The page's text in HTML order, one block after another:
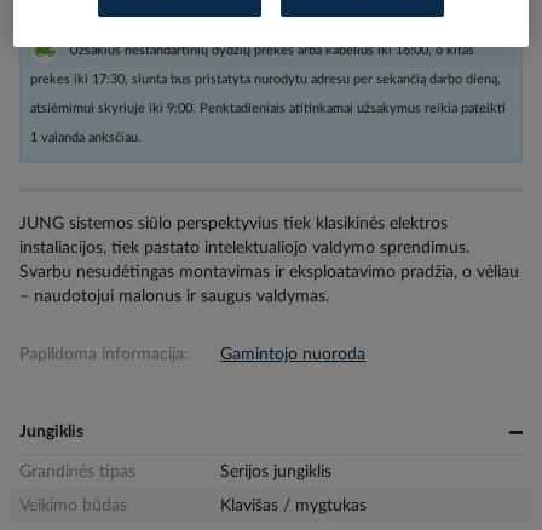
Užsakius nestandartinių dydžių prekes arba kabelius iki 16:00, o kitas
prekes iki 17:30, siunta bus pristatyta nurodytu adresu per sekančią darbo dieną,
atsiėmimui skyriuje iki 9:00. Penktadieniais atitinkamai užsakymus reikia pateikti
1 valanda anksčiau.
JUNG sistemos siūlo perspektyvius tiek klasikinės elektros
instaliacijos, tiek pastato intelektualiojo valdymo sprendimus.
Svarbu nesudėtingas montavimas ir eksploatavimo pradžia, o vėliau
– naudotojui malonus ir saugus valdymas.
Papildoma informacija: Gamintojo nuoroda
Jungiklis
Grandinės tipas
Serijos jungiklis
Veikimo būdas
Klavišas / mygtukas